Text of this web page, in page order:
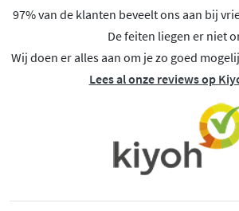
97% van de klanten beveelt ons aan bij
De feiten liegen er niet
Wij doen er alles aan om je zo goed
Lees al onze reviews op